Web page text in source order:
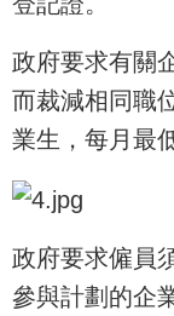
政府要求有關
而裁減相同職
業生，每月最
政府要求僱員
參與計劃的企